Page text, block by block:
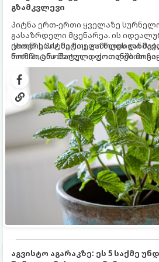
გზამკვლევი
პიტნა ერთ-ერთი ყველაზე
გასაზრდელი მცენარეა. ის
ცხოვრებას, მეტიც, გამოცდილი
რომ პიტნა მხოლოდ ქოთანში
გრუნტში (ბაღში) დარგვისას ის
სწრაფად ვრცელდება და სხვა
ქოთნის პიტნა მთელი წლის
ნორჩი, არომატული ფოთლებით
კერძებისთვის.
აგვისტო აგარაკზე: ეს 5 საქმე